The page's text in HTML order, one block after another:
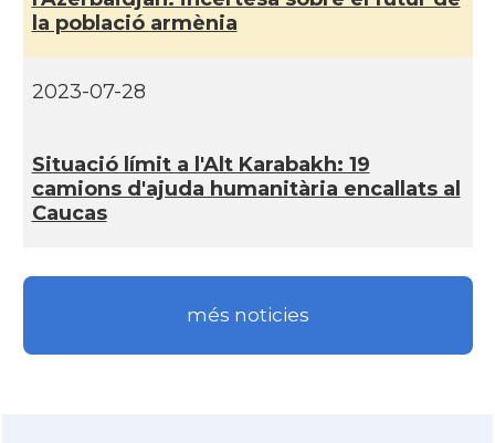
la població armènia
2023-07-28
Situació lí­mit a l'Alt Karabakh: 19
camions d'ajuda humanitària encallats al
Caucas
més noticies